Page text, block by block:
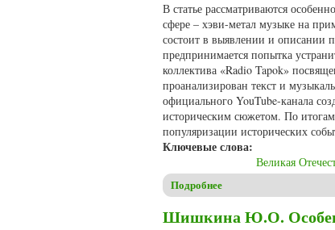
В статье рассматриваются
сфере – хэви-метал музыке на
состоит в выявлении и описании
предпринимается попытка
коллектива «Radio Tapok»
проанализирован текст и
официального YouTube-канала
историческим сюжетом. По
популяризации исторических
Ключевые слова:
Великая
Подробнее
Шишкина Ю.О.